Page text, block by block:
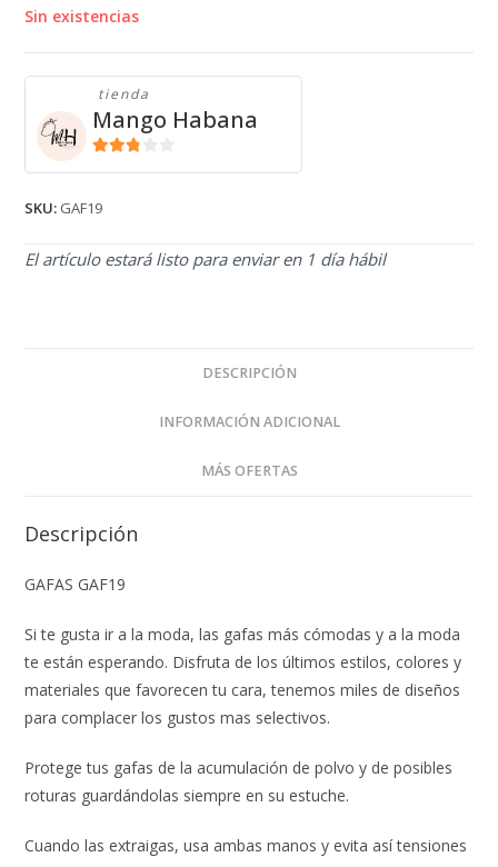
Sin existencias
tienda
Mango Habana
SKU: GAF19
El artículo estará listo para enviar en 1 día hábil
DESCRIPCIÓN
INFORMACIÓN ADICIONAL
MÁS OFERTAS
Descripción
GAFAS GAF19
Si te gusta ir a la moda, las gafas más cómodas y a la moda
te están esperando. Disfruta de los últimos estilos, colores y
materiales que favorecen tu cara, tenemos miles de diseños
para complacer los gustos mas selectivos.
Protege tus gafas de la acumulación de polvo y de posibles
roturas guardándolas siempre en su estuche.
Cuando las extraigas, usa ambas manos y evita así tensiones